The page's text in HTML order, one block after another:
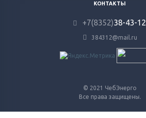
КОНТАКТЫ
+7(8352)38-43-12
384312@mail.ru
© 2021 ЧебЭнерго
Все права защищены.